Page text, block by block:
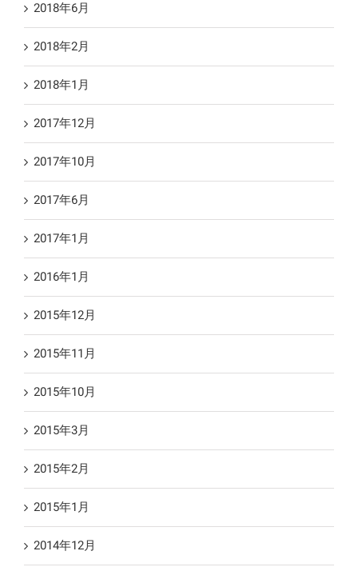
2018年6月
2018年2月
2018年1月
2017年12月
2017年10月
2017年6月
2017年1月
2016年1月
2015年12月
2015年11月
2015年10月
2015年3月
2015年2月
2015年1月
2014年12月